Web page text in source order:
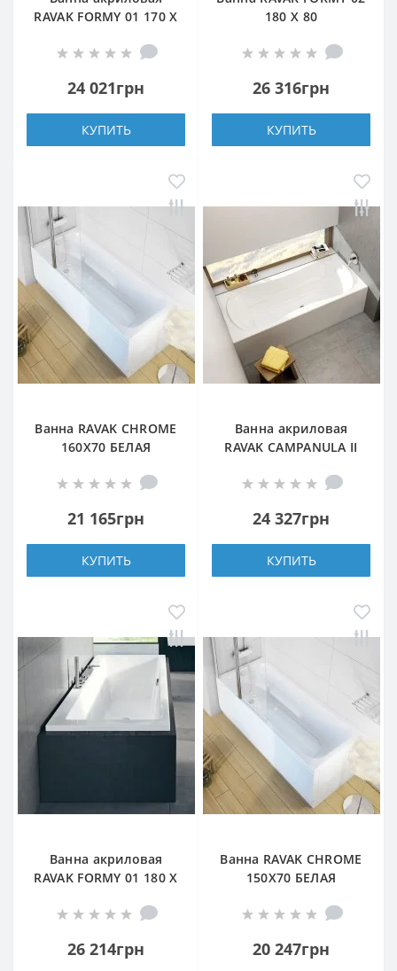
RAVAK FORMY 01 170 X
24 021грн
КУПИТЬ
180 X 80
26 316грн
КУПИТЬ
Ванна RAVAK CHROME
160X70 БЕЛАЯ
21 165грн
КУПИТЬ
Ванна акриловая
RAVAK CAMPANULA II
прямоугольная
24 327грн
КУПИТЬ
Ванна акриловая
RAVAK FORMY 01 180 X
26 214грн
Ванна RAVAK CHROME
150X70 БЕЛАЯ
20 247грн